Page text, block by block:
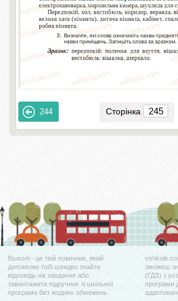
244 Сторінка
Вшколі - це твій помічник, який
допоможе тобі швидко знайти
відповідь на завдання або
завантажити підручник зі шкільної
програми без жодних обмежень.
зможеш
(ГДЗ) з
програми